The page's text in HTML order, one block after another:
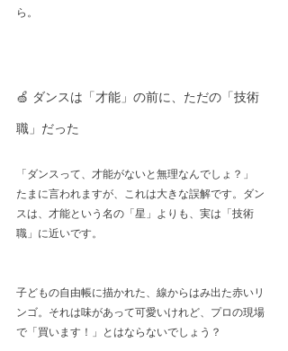
ら。
🍏 ダンスは「才能」の前に、ただの「技術
職」だった
「ダンスって、才能がないと無理なんでしょ？」
たまに言われますが、これは大きな誤解です。ダン
スは、才能という名の「星」よりも、実は「技術
職」に近いです。
子どもの自由帳に描かれた、線からはみ出た赤いリ
ンゴ。それは味があって可愛いけれど、プロの現場
で「買います！」とはならないでしょう？